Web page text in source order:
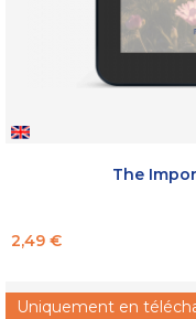
The
Prix
2,49 €
Uniquement en